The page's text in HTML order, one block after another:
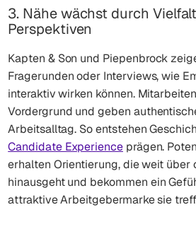
3. Nähe wächst durch
Perspektiven
Kapten & Son und Piepenbrock
Fragerunden oder Interviews, wie
interaktiv wirken können.
Vordergrund und geben
Arbeitsalltag. So entstehen
Candidate Experienceprägen.
erhalten Orientierung, die weit über
hinausgeht und bekommen ein
attraktive Arbeitgebermarke sie